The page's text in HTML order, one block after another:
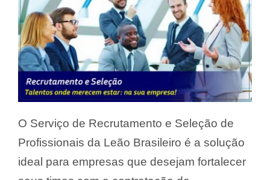
O Serviço de Recrutamento e Seleção de
Profissionais da Leão Brasileiro é a solução
ideal para empresas que desejam fortalecer